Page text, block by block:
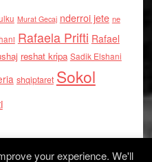
Murat Gecaj nderroi jete ne
Rafaela Prifti Rafael
reshat kripa Sadik Elshani
shqiptaret Sokol
your experience. We'll